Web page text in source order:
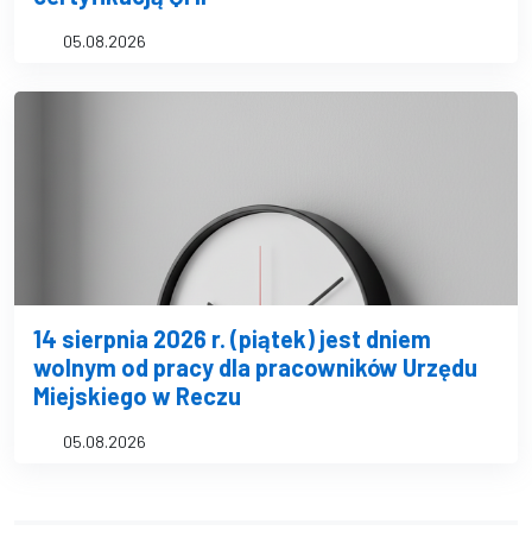
05.08.2026
14 sierpnia 2026 r. (piątek) jest dniem
wolnym od pracy dla pracowników Urzędu
Miejskiego w Reczu
05.08.2026